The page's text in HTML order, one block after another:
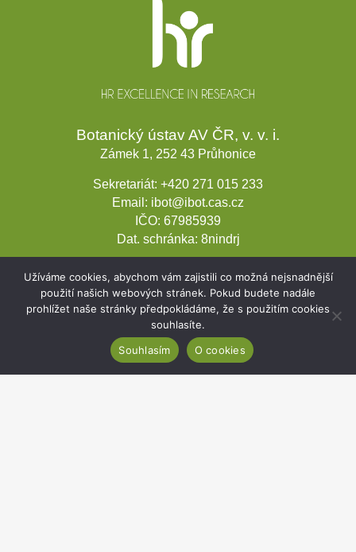
Botanický ústav AV ČR, v. v. i.
Zámek 1, 252 43 Průhonice
Sekretariát: +420 271 015 233
Email: ibot@ibot.cas.cz
IČO: 67985939
Dat. schránka: 8nindrj
Užíváme cookies, abychom vám zajistili co možná nejsnadnější
použití našich webových stránek. Pokud budete nadále
prohlížet naše stránky předpokládáme, že s použitím cookies
souhlasíte.
Souhlasím
O cookies